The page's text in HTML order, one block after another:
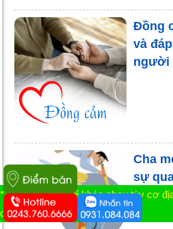
Đồng
và
người
Cha
sự
phát
* Tác dụng có thể khác nhau tùy cơ
dùng